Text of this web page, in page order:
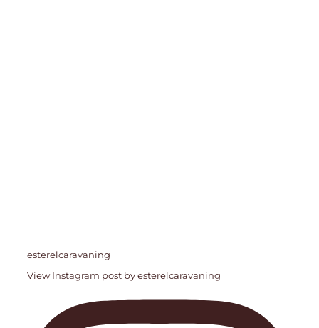
esterelcaravaning
View Instagram post by esterelcaravaning